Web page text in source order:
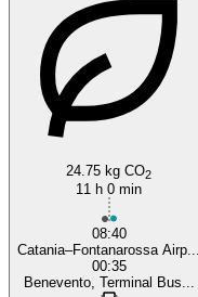
24.75 kg CO2
11 h 0 min
08:40
Catania–Fontanarossa Airp...
00:35
Benevento, Terminal Bus...